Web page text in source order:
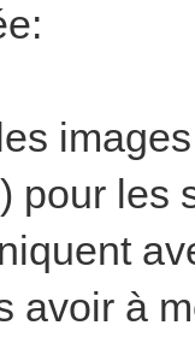
pour les
avoir à